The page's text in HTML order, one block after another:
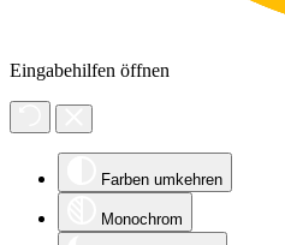
Eingabehilfen öffnen
Farben umkehren
Monochrom